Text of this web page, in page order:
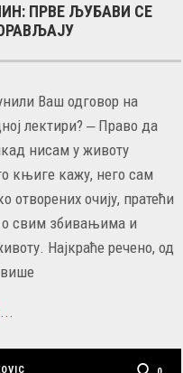
ПРВЕ ЉУБАВИ СЕ
Ваш одговор на
лектири? ‒ Право да
нисам у животу
књиге кажу, него сам
отворених очију, пратећи
свим збивањима и
Најкраће речено, од